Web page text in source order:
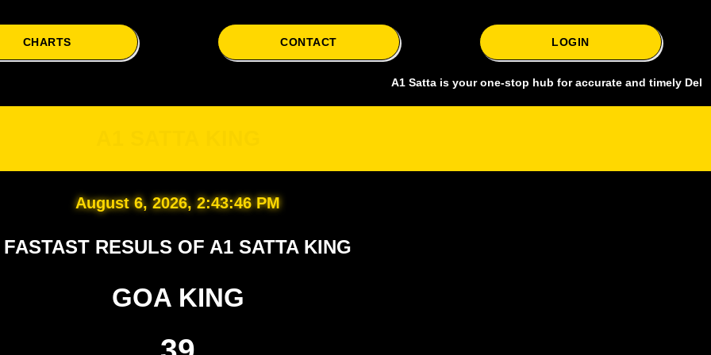
CHARTS CONTACT LOGIN
A1 Satta is your one-stop hub for accurate and timely Delhi
August 6, 2026, 2:43:47 PM
FASTAST RESULS OF A1 SATTA KING
GOA KING